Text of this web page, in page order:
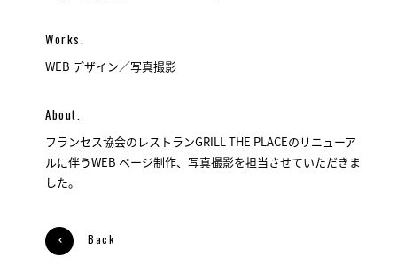
Works.
WEB デザイン／写真撮影
About.
フランセス協会のレストランGRILL THE PLACEのリニューア
ルに伴うWEB ページ制作、写真撮影を担当させていただきま
した。
Back